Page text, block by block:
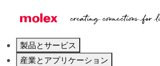
製品とサービス
産業とアプリケーション
Board-to-